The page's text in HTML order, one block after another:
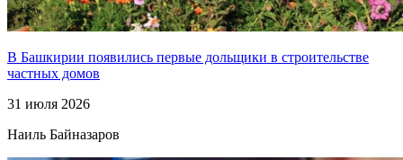
В Башкирии появились первые дольщики в строительстве
частных домов
31 июля 2026
Наиль Байназаров